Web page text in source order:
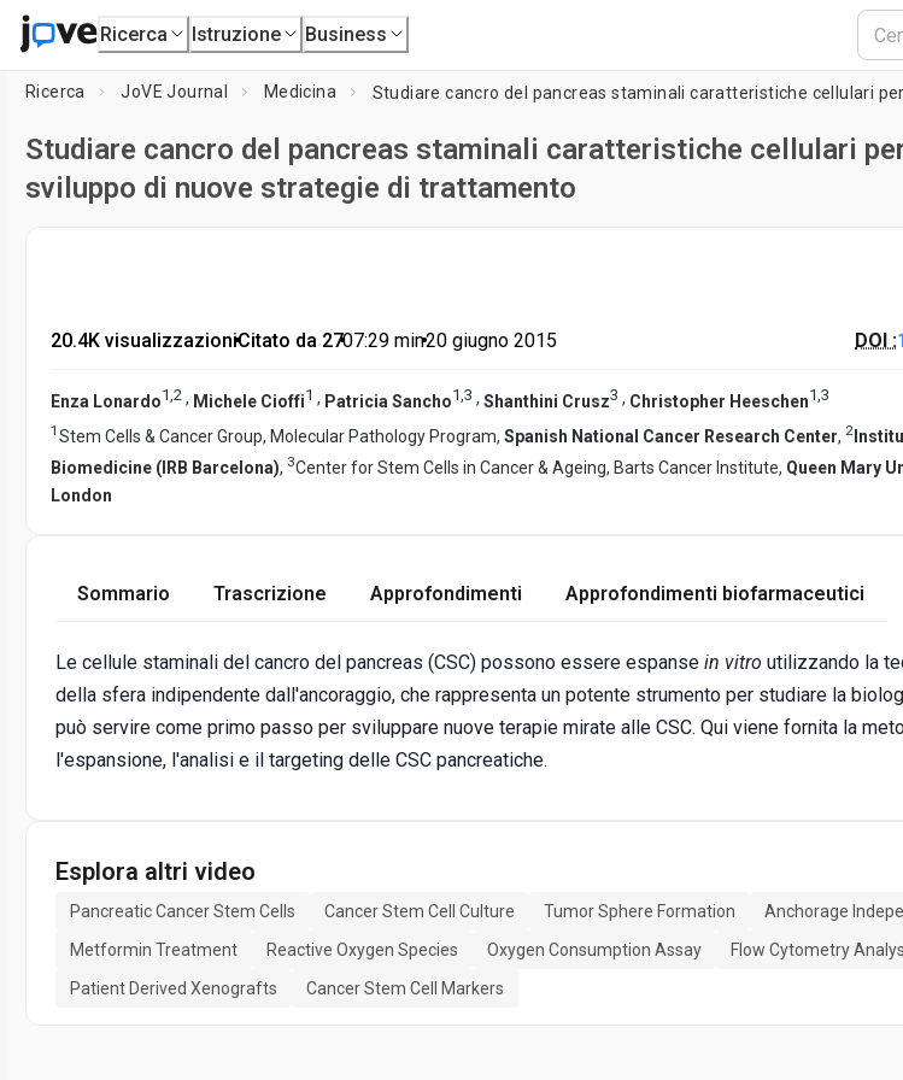
Ricerca Istruzione Business
Ricerca JoVE Journal Medicina
Studiare cancro del pancreas staminali caratteristiche cellulari
sviluppo di nuove strategie di trattamento
20.4K visualizzazioni•Citato da 27•07:29 min•20 giugno 2015 DOI :
Enza Lonardo1,2 , Michele Cioffi1 , Patricia Sancho1,3 , Shanthini Crusz3 , Christopher Heeschen1,3
1 Stem Cells & Cancer Group, Molecular Pathology Program, Spanish National Cancer Research Center, 2
Biomedicine (IRB Barcelona), 3Center for Stem Cells in Cancer & Ageing, Barts Cancer Institute, Queen Mary
London
Sommario Trascrizione Approfondimenti Approfondimenti biofarmaceutici
Le cellule staminali del cancro del pancreas (CSC) possono essere espanse in vitro utilizzando la
della sfera indipendente dall'ancoraggio, che rappresenta un potente strumento per studiare la
può servire come primo passo per sviluppare nuove terapie mirate alle CSC. Qui viene fornita la
l'espansione, l'analisi e il targeting delle CSC pancreatiche.
Esplora altri video
Pancreatic Cancer Stem Cells Cancer Stem Cell Culture Tumor Sphere Formation
Anchorage
Metformin Treatment
Reactive Oxygen Species Oxygen Consumption Assay
Flow Cytometry
Patient Derived Xenografts
Cancer Stem Cell Markers